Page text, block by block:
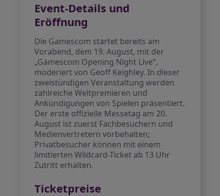
Event-Details und
Eröffnung
Die Gamescom startet bereits am
Vorabend, dem 19. August, mit der
„Gamescom Opening Night Live“,
moderiert von Geoff Keighley. In dieser
zweistündigen Veranstaltung werden
zahlreiche Weltpremieren und
Ankündigungen von Spielen präsentiert.
Der erste offizielle Messetag am 20.
August ist zuerst Fachbesuchern und
Medienvertretern vorbehalten;
Privatbesucher können mit einem
limitierten Wildcard-Ticket ab 13 Uhr
Zutritt erhalten.
Ticketpreise